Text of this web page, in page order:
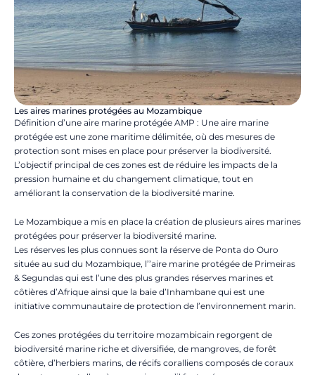
Les aires marines protégées au Mozambique
Définition d’une aire marine protégée AMP : Une aire marine
protégée est une zone maritime délimitée, où des mesures de
protection sont mises en place pour préserver la biodiversité.
L’objectif principal de ces zones est de réduire les impacts de la
pression humaine et du changement climatique, tout en
améliorant la conservation de la biodiversité marine.
Le Mozambique a mis en place la création de plusieurs aires marines
protégées pour préserver la biodiversité marine.
Les réserves les plus connues sont la réserve de Ponta do Ouro
située au sud du Mozambique, l’’aire marine protégée de Primeiras
& Segundas qui est l’une des plus grandes réserves marines et
côtières d’Afrique ainsi que la baie d’Inhambane qui est une
initiative communautaire de protection de l’environnement marin.
Ces zones protégées du territoire mozambicain regorgent de
biodiversité marine riche et diversifiée, de mangroves, de forêt
côtière, d’herbiers marins, de récifs coralliens composés de coraux